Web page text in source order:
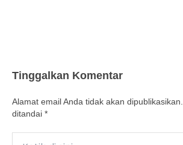
Tinggalkan Komentar
Alamat email Anda tidak akan dipublikasikan.
ditandai *